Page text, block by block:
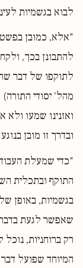
לבוא בגשמיות
"אלא, כמובן
להתבונן בכך,
לתוקפו של דבר
מהל' יסודי התורה)
ואזנינו שמעו ולא
ובדרך זו מובן
"כדי שמעלת
התוקף ובתכלית
בגשמיות, באופן
שאפשר לגעת
רק ברוחניות,
המיוחד שפועל